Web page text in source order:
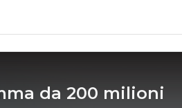
da 200 milioni